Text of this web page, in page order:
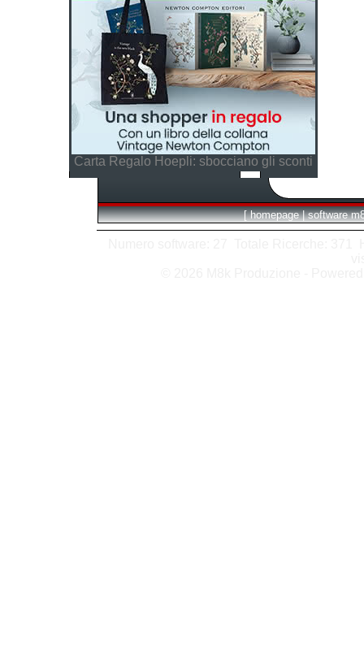
Carta Regalo Hoepli: sbocciano gli sconti
[ homepage | software